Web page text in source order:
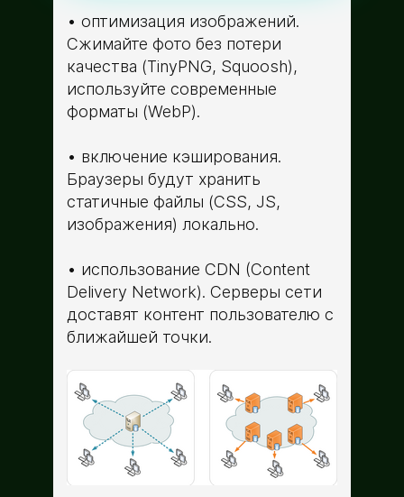
оптимизация изображений.
Сжимайте фото без потери
качества (TinyPNG, Squoosh),
используйте современные
форматы (WebP).
включение кэширования.
Браузеры будут хранить
статичные файлы (CSS, JS,
изображения) локально.
использование CDN (Content
Delivery Network). Серверы сети
доставят контент пользователю с
ближайшей точки.